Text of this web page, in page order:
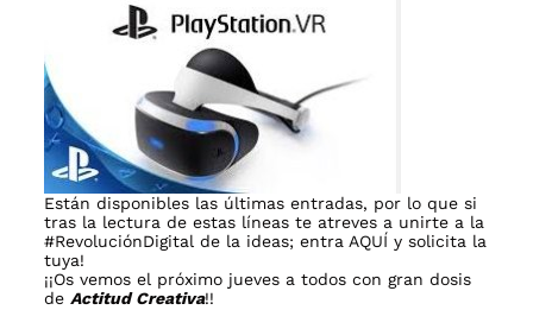
Están disponibles las últimas entradas, por lo que si
tras la lectura de estas líneas te atreves a unirte a la
#RevoluciónDigital de la ideas; entraAQUÍy solicita la
tuya!
¡¡Os vemos el próximo jueves a todos con gran dosis
deActitud Creativa!!